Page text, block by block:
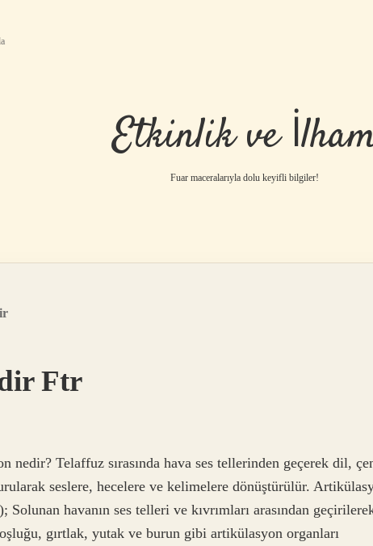
Etkinlik ve
Fuar maceralarıyla dolu keyifli bilgiler!
Ftr
nedir? Telaffuz sırasında hava ses tellerinden geçerek dil,
seslere, hecelere ve kelimelere dönüştürülür.
havanın ses telleri ve kıvrımları arasından
gırtlak, yutak ve burun gibi artikülasyon organları